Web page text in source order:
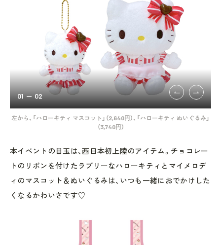
左から、「ハローキティ マスコット」（2,640円）、「ハローキティ ぬいぐるみ」
（3,740円）
01 02
本イベントの目玉は、西日本初上陸のアイテム。チョコレー
トのリボンを付けたラブリーなハローキティとマイメロデ
ィのマスコット＆ぬいぐるみは、いつも一緒におでかけした
くなるかわいさです♡